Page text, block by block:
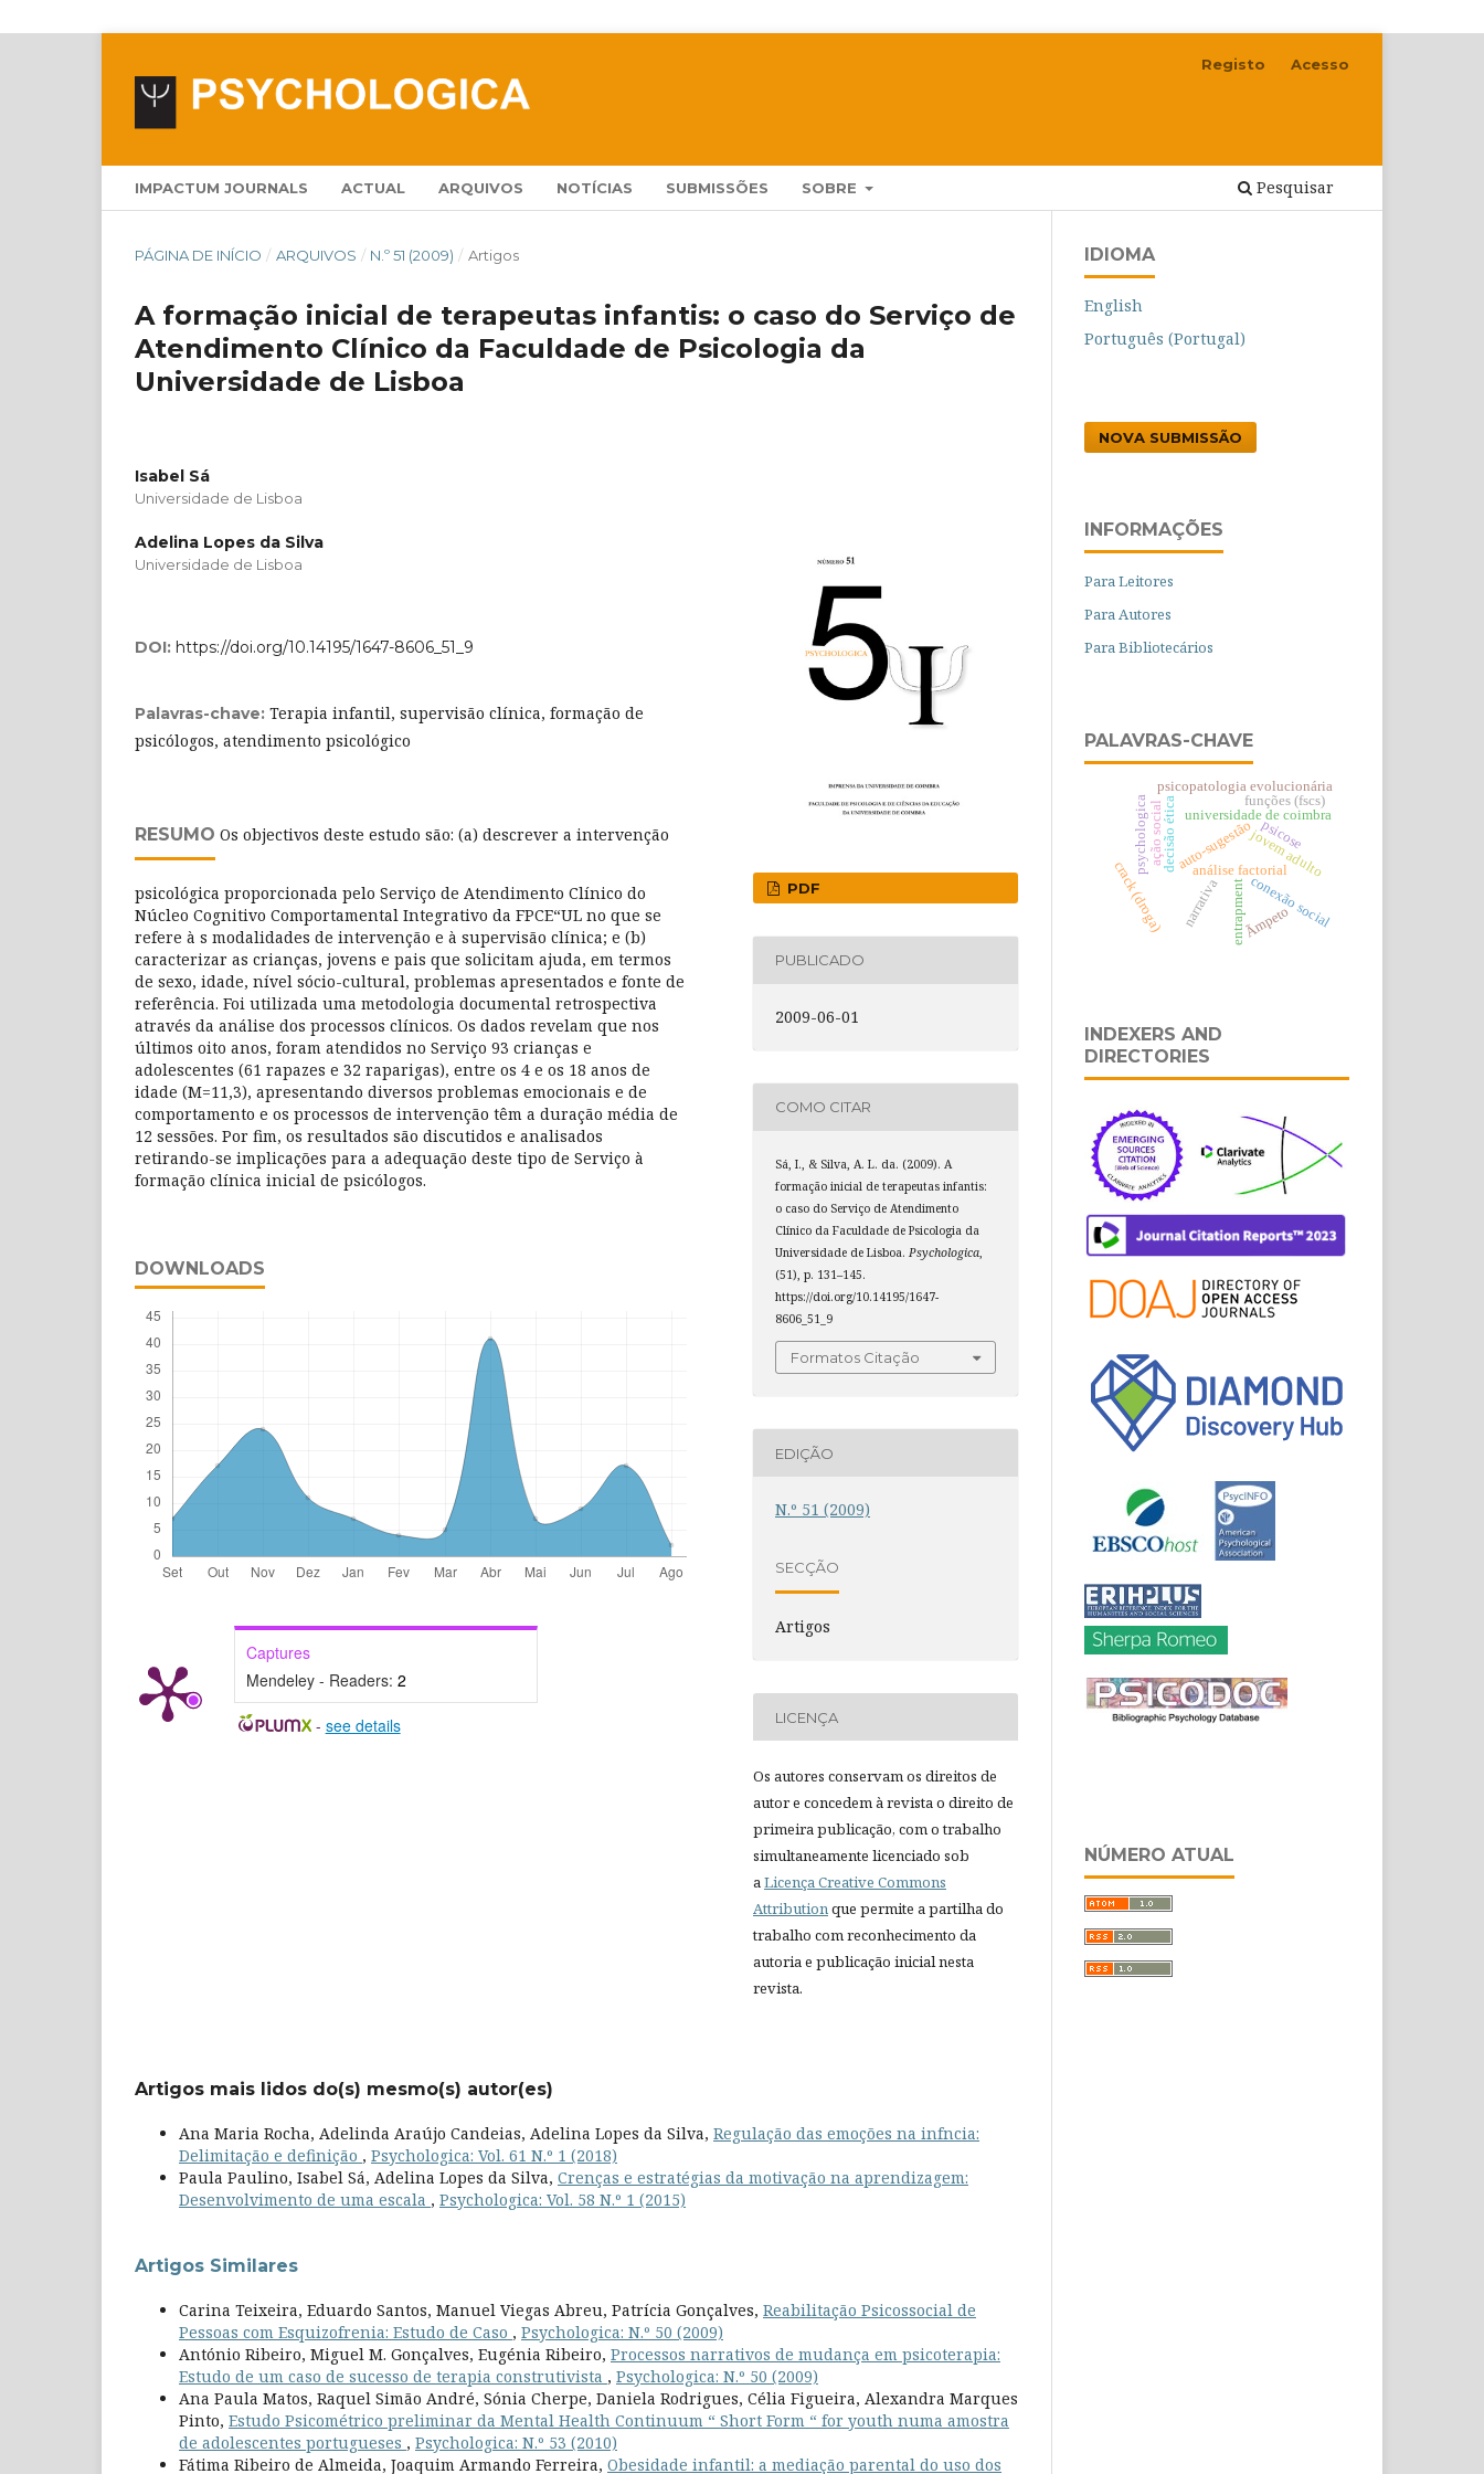
IMPACTUM JOURNALS ACTUAL ARQUIVOS NOTÍCIAS SUBMISSÕES SOBRE Pesquisar
Registo Acesso
PÁGINA DE INÍCIO / ARQUIVOS / N.º 51 (2009) / Artigos
A formação inicial de terapeutas infantis: o caso do Serviço de
Atendimento Clínico da Faculdade de Psicologia da
Universidade de Lisboa
Isabel Sá
Universidade de Lisboa
Adelina Lopes da Silva
Universidade de Lisboa
DOI: https://doi.org/10.14195/1647-8606_51_9
Palavras-chave: Terapia infantil, supervisão clínica, formação de
psicólogos, atendimento psicológico
RESUMO Os objectivos deste estudo são: (a) descrever a intervenção
psicológica proporcionada pelo Serviço de Atendimento Clínico do
Núcleo Cognitivo Comportamental Integrativo da FPCE“UL no que se
refere à s modalidades de intervenção e à supervisão clínica; e (b)
caracterizar as crianças, jovens e pais que solicitam ajuda, em termos
de sexo, idade, nível sócio-cultural, problemas apresentados e fonte de
referência. Foi utilizada uma metodologia documental retrospectiva
através da análise dos processos clínicos. Os dados revelam que nos
últimos oito anos, foram atendidos no Serviço 93 crianças e
adolescentes (61 rapazes e 32 raparigas), entre os 4 e os 18 anos de
idade (M=11,3), apresentando diversos problemas emocionais e de
comportamento e os processos de intervenção têm a duração média de
12 sessões. Por fim, os resultados são discutidos e analisados
retirando-se implicações para a adequação deste tipo de Serviço à
formação clínica inicial de psicólogos.
DOWNLOADS
Captures
Mendeley - Readers: 2
- see details
PDF
PUBLICADO
2009-06-01
COMO CITAR
Sá, I., & Silva, A. L. da. (2009). A
formação inicial de terapeutas infantis:
o caso do Serviço de Atendimento
Clínico da Faculdade de Psicologia da
Universidade de Lisboa. Psychologica
(51), p. 131–145.
https://doi.org/10.14195/1647-
8606_51_9
Formatos Citação
EDIÇÃO
N.º 51 (2009)
SECÇÃO
Artigos
LICENÇA
Os autores conservam os direitos de
autor e concedem à revista o direito de
primeira publicação, com o trabalho
simultaneamente licenciado sob
aLicença Creative Commons
Attributionque permite a partilha do
trabalho com reconhecimento da
autoria e publicação inicial nesta
revista.
Artigos mais lidos do(s) mesmo(s) autor(es)
Ana Maria Rocha, Adelinda Araújo Candeias, Adelina Lopes da Silva, Regulação das emoções na infncia:
Delimitação e definição , Psychologica: Vol. 61 N.º 1 (2018)
Paula Paulino, Isabel Sá, Adelina Lopes da Silva, Crenças e estratégias da motivação na aprendizagem:
Desenvolvimento de uma escala , Psychologica: Vol. 58 N.º 1 (2015)
Artigos Similares
Carina Teixeira, Eduardo Santos, Manuel Viegas Abreu, Patrícia Gonçalves, Reabilitação Psicossocial de
Pessoas com Esquizofrenia: Estudo de Caso , Psychologica: N.º 50 (2009)
António Ribeiro, Miguel M. Gonçalves, Eugénia Ribeiro, Processos narrativos de mudança em psicoterapia:
Estudo de um caso de sucesso de terapia construtivista , Psychologica: N.º 50 (2009)
Ana Paula Matos, Raquel Simão André, Sónia Cherpe, Daniela Rodrigues, Célia Figueira, Alexandra Marques
Pinto, Estudo Psicométrico preliminar da Mental Health Continuum “ Short Form “ for youth numa amostra
de adolescentes portugueses , Psychologica: N.º 53 (2010)
Fátima Ribeiro de Almeida, Joaquim Armando Ferreira, Obesidade infantil: a mediação parental do uso dos
IDIOMA
English
Português (Portugal)
NOVA SUBMISSÃO
INFORMAÇÕES
Para Leitores
Para Autores
Para Bibliotecários
PALAVRAS-CHAVE
auto-sugestão
ação social universidade de coimbra
psychologica análise factorial
narrativa entrapment
psicopatologia evolucionária
jovem adulto
crack (droga) conexão social
funções (fscs)
psicose
Ãmpeto
decisão ética
INDEXERS AND
DIRECTORIES
NÚMERO ATUAL